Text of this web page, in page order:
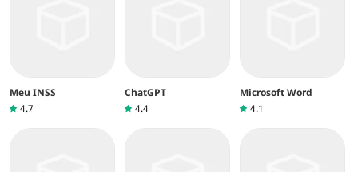
Meu INSS
4.7
ChatGPT
4.4
Microsoft Word
4.1